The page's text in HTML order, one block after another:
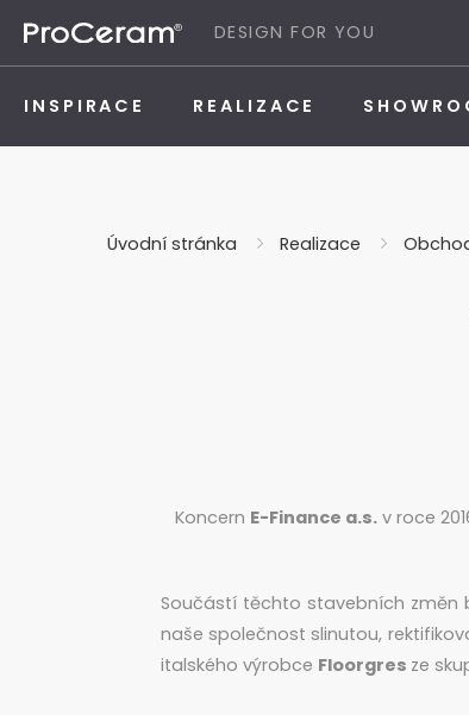
DESIGN FOR YOU
INSPIRACE REALIZACE
Úvodní stránka Realizace
Koncern E-Finance a.s.v roce
Součástí těchto stavebních změn
naše společnost slinutou,
italského výrobce Floorgres ze